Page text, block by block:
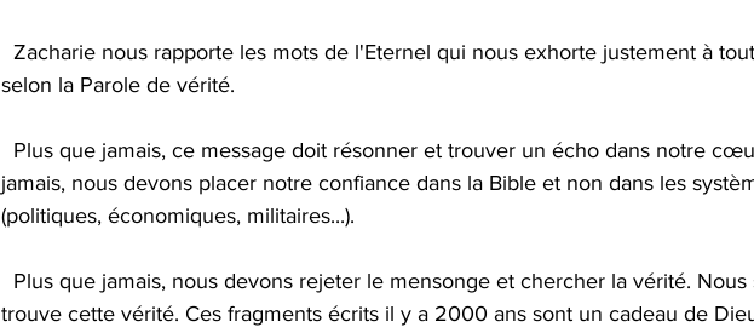
selon la Parole de vérité.
jamais, nous devons placer notre confiance dans la Bible et non dans les
(politiques, économiques, militaires...).
trouve cette vérité. Ces fragments écrits il y a 2000 ans sont un cadeau de